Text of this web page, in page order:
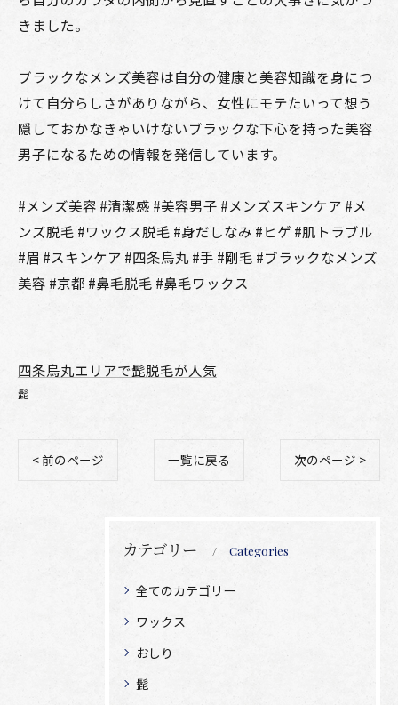
きました。
ブラックなメンズ美容は自分の健康と美容知識を身につ
けて自分らしさがありながら、女性にモテたいって想う
隠しておかなきゃいけないブラックな下心を持った美容
男子になるための情報を発信しています。
#メンズ美容 #清潔感 #美容男子 #メンズスキンケア #メ
ンズ脱毛 #ワックス脱毛 #身だしなみ #ヒゲ #肌トラブル
#眉 #スキンケア #四条烏丸 #手 #剛毛 #ブラックなメンズ
美容 #京都 #鼻毛脱毛 #鼻毛ワックス
四条烏丸エリアで髭脱毛が人気
髭
< 前のページ 一覧に戻る 次のページ >
カテゴリー Categories
全てのカテゴリー
ワックス
おしり
髭